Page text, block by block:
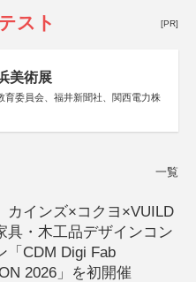
スト [PR]
美術展
育委員会、福井新聞社、関西電力株
一覧
カインズ×コクヨ×VUILD
具・木工品デザインコン
「CDM Digi Fab
2026」を初開催